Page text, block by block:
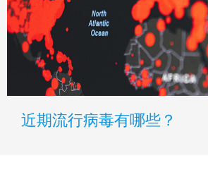
近期流行病毒有哪些？